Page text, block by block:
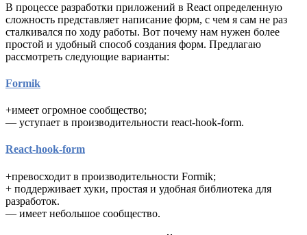
В процессе разработки приложений в React определенную
сложность представляет написание форм, с чем я сам не раз
сталкивался по ходу работы. Вот почему нам нужен более
простой и удобный способ создания форм. Предлагаю
рассмотреть следующие варианты:
Formik
+имеет огромное сообщество;
— уступает в производительности react-hook-form.
React-hook-form
+превосходит в производительности Formik;
+ поддерживает хуки, простая и удобная библиотека для
разработок.
— имеет небольшое сообщество.